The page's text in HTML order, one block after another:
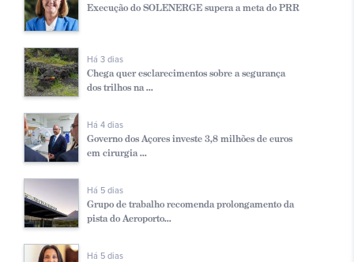
Execução do SOLENERGE supera a meta do PRR
Há 3 dias
Chega quer esclarecimentos sobre a segurança
dos trilhos na ...
Há 4 dias
Governo dos Açores investe 3,8 milhões de euros
em cirurgia ...
Há 5 dias
Grupo de trabalho recomenda prolongamento da
pista do Aeroporto...
Há 5 dias